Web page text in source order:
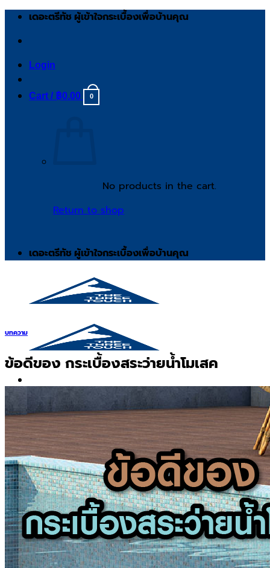
Skip
content
เดอะตรีทัช ผู้เข้าใจกระเบื้องเพื่อบ้านคุณ
Login
Cart / ฿0.00 0
No products in the cart.
Return to shop
เดอะตรีทัช ผู้เข้าใจกระเบื้องเพื่อบ้านคุณ
Search
for:
สินค้า
กระเบื้องสระว่ายนํ้า
กระเบื้องสระว่ายน้ำ Cotto
กระเบื้องสระว่ายน้ำ HGn
กระเบื้องสระว่ายน้ำ TGs
กระเบื้องสระว่ายน้ำหินธรรมชาติ
กระเบื้องสระว่ายนํ้า Porcelain stone รุ่น
Kyanite stone
กระเบื้องขอบสระว่ายน้ำ
บทความ
ข้อดีของ กระเบื้องสระว่ายน้ำโมเสค